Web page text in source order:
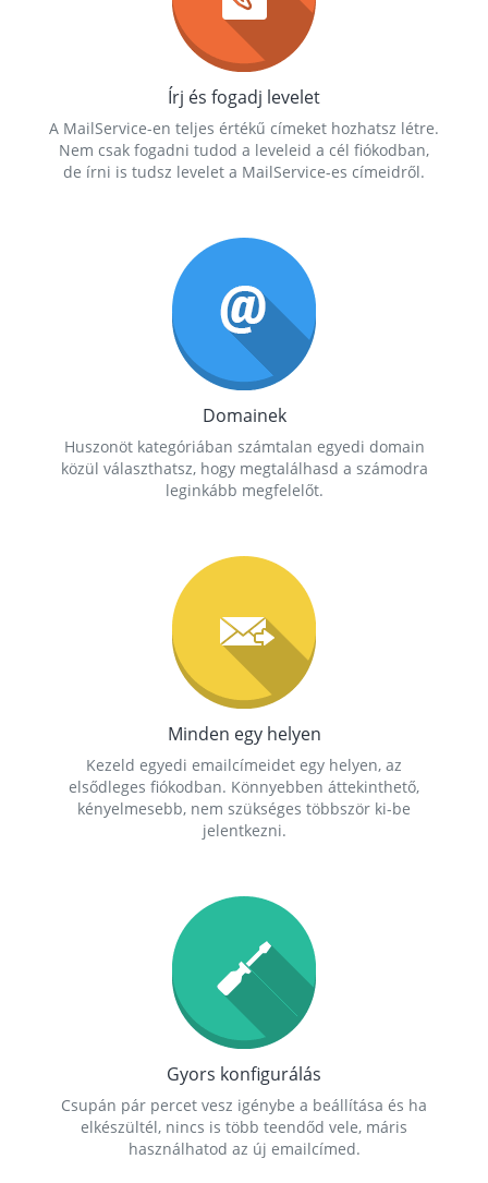
Írj és fogadj levelet
A MailService-en teljes értékű címeket hozhatsz létre.
Nem csak fogadni tudod a leveleid a cél fiókodban,
de írni is tudsz levelet a MailService-es címeidről.
Domainek
Huszonöt kategóriában számtalan egyedi domain
közül választhatsz, hogy megtalálhasd a számodra
leginkább megfelelőt.
Minden egy helyen
Kezeld egyedi emailcímeidet egy helyen, az
elsődleges fiókodban. Könnyebben áttekinthető,
kényelmesebb, nem szükséges többször ki-be
jelentkezni.
Gyors konfigurálás
Csupán pár percet vesz igénybe a beállítása és ha
elkészültél, nincs is több teendőd vele, máris
használhatod az új emailcímed.